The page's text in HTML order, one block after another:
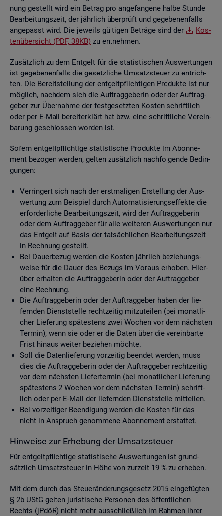
nung ge­stellt wird ein Be­trag pro an­ge­fan­ge­ne halbe Stun­de
Be­ar­bei­tungs­zeit, der jähr­lich über­prüft und ge­ge­be­nen­falls
an­ge­passt wird. Die je­weils gül­ti­gen Be­trä­ge sind der
Kos­
ten­über­sicht (PDF, 38KB) zu ent­neh­men.
Zu­sätz­lich zu dem Ent­gelt für die sta­tis­ti­schen Aus­wer­tun­gen
ist ge­ge­be­nen­falls die ge­setz­li­che Um­satz­steu­er zu ent­rich­
ten. Die Be­reit­stel­lung der ent­gelt­pflich­ti­gen Pro­duk­te ist nur
mög­lich, nach­dem sich die Auf­trag­ge­be­rin oder der Auf­trag­
ge­ber zur Über­nah­me der fest­ge­setz­ten Kos­ten schrift­lich
oder per E-Mail be­reit­er­klärt hat bzw. eine schrift­li­che Ver­ein­
ba­rung ge­schlos­sen wor­den ist.
So­fern ent­gelt­pflich­ti­ge sta­tis­ti­sche Pro­duk­te im Abon­ne­
ment be­zo­gen wer­den, gel­ten zu­sätz­lich nach­fol­gen­de Be­din­
gun­gen:
Ver­rin­gert sich nach der erst­ma­li­gen Er­stel­lung der Aus­
wer­tung zum Bei­spiel durch Au­to­ma­ti­sie­rungs­ef­fek­te die
er­for­der­li­che Be­ar­bei­tungs­zeit, wird der Auf­trag­ge­be­rin
oder dem Auf­trag­ge­ber für alle wei­te­ren Aus­wer­tun­gen nur
das Ent­gelt auf Basis der tat­säch­li­chen Be­ar­bei­tungs­zeit
in Rech­nung ge­stellt.
Bei Dau­er­be­zug wer­den die Kos­ten jähr­lich be­zie­hungs­
wei­se für die Dauer des Be­zugs im Vor­aus er­ho­ben. Hier­
über er­hal­ten die Auf­trag­ge­be­rin oder der Auf­trag­ge­ber
eine Rech­nung.
Die Auf­trag­ge­be­rin oder der Auf­trag­ge­ber haben der lie­
fern­den Dienst­stel­le recht­zei­tig mit­zu­tei­len (bei mo­nat­li­
cher Lie­fe­rung spä­tes­tens zwei Wo­chen vor dem nächs­ten
Ter­min), wenn sie oder er die Daten über die ver­ein­bar­te
Frist hin­aus wei­ter be­zie­hen möch­te.
Soll die Da­ten­lie­fe­rung vor­zei­tig be­en­det wer­den, muss
dies die Auf­trag­ge­be­rin oder der Auf­trag­ge­ber recht­zei­tig
vor dem nächs­ten Lie­fer­ter­min (bei mo­nat­li­cher Lie­fe­rung
spä­tes­tens 2 Wo­chen vor dem nächs­ten Ter­min) schrift­
lich oder per E-Mail der lie­fern­den Dienst­stel­le mit­tei­len.
Bei vor­zei­ti­ger Be­en­di­gung wer­den die Kos­ten für das
nicht in An­spruch ge­nom­me­ne Abon­ne­ment er­stat­tet.
Hin­wei­se zur Er­he­bung der Um­satz­steu­er
Für ent­gelt­pflich­ti­ge sta­tis­ti­sche Aus­wer­tun­gen ist grund­
sätz­lich Um­satz­steu­er in Höhe von zur­zeit 19 % zu er­he­ben.
Mit dem durch das Steu­er­än­de­rungs­ge­setz 2015 ein­ge­füg­ten
§ 2b UStG gel­ten ju­ris­ti­sche Per­so­nen des öf­fent­li­chen
Rechts (jPdöR) nicht mehr aus­schlie­ß­lich im Rah­men ihrer